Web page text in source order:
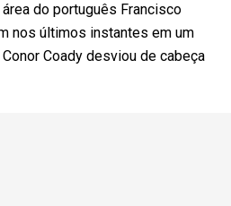
do português Francisco
nos últimos instantes em um
Coady desviou de cabeça